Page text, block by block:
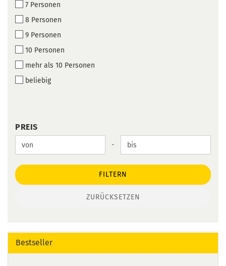
7 Personen
8 Personen
9 Personen
10 Personen
mehr als 10 Personen
beliebig
PREIS
PREIS
Preis bis -
FILTERN
ZURÜCKSETZEN
Bestseller